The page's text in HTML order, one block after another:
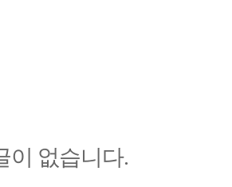
이 없습니다.